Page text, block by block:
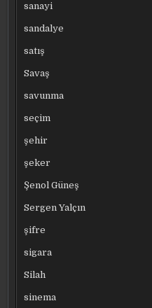
sanayi
sandalye
satış
Savaş
savunma
seçim
şehir
şeker
Şenol Güneş
Sergen Yalçın
şifre
sigara
Silah
sinema